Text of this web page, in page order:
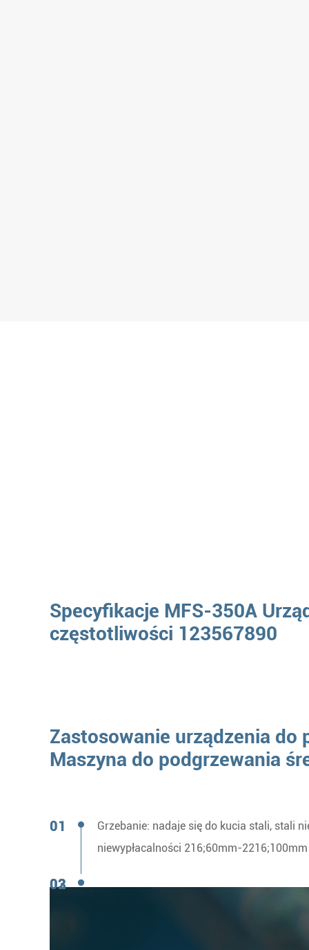
Specyfikacje MFS-350A
częstotliwości 123567890
Zastosowanie urządzenia do
Maszyna do podgrzewania
Grzebanie: nadaje się do kucia stali, stali
niewypłacalności 216;60mm-